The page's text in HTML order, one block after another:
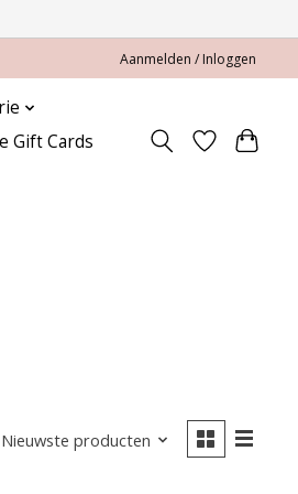
Aanmelden / Inloggen
Gift Cards
Nieuwste producten